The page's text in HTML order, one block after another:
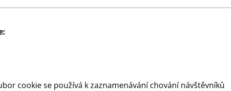
0,50 Kč/list
cookie se používá k zaznamenávání chování návštěvníků